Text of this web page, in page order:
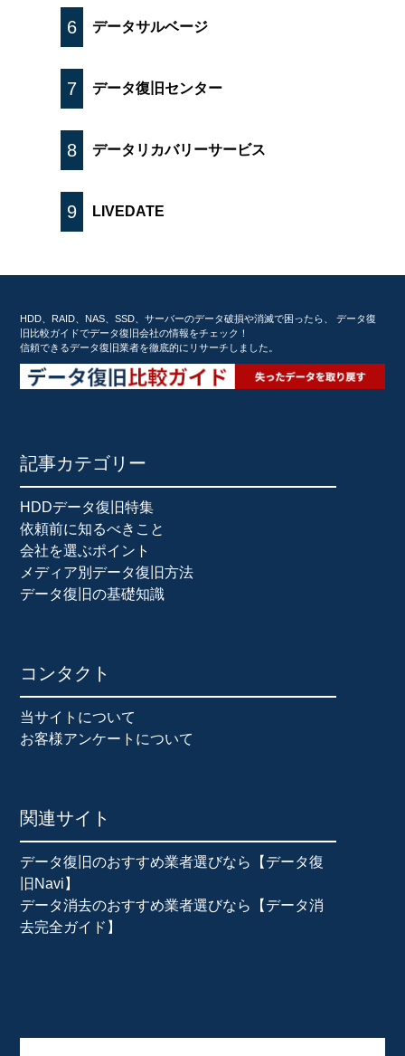
6 データサルベージ
7 データ復旧センター
8 データリカバリーサービス
9 LIVEDATE
HDD、RAID、NAS、SSD、サーバーのデータ破損や消滅で困ったら、 データ復
旧比較ガイドでデータ復旧会社の情報をチェック！
信頼できるデータ復旧業者を徹底的にリサーチしました。
記事カテゴリー
HDDデータ復旧特集
依頼前に知るべきこと
会社を選ぶポイント
メディア別データ復旧方法
データ復旧の基礎知識
コンタクト
当サイトについて
お客様アンケートについて
関連サイト
データ復旧のおすすめ業者選びなら【データ復
旧Navi】
データ消去のおすすめ業者選びなら【データ消
去完全ガイド】